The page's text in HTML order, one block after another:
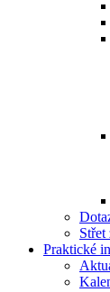
Střet
Praktické